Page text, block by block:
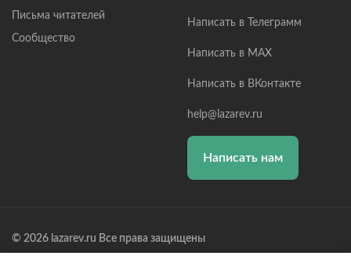
Письма читателей
Сообщество
Написать в Телеграмм
Написать в MAX
Написать в ВКонтакте
help@lazarev.ru
Написать нам
© 2026 lazarev.ru Все права защищены